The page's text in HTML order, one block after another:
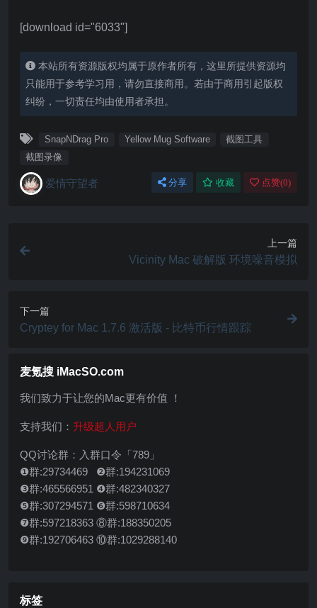
[download id="6033"]
本站所有资源版权均属于原作者所有，这里所提供资源均
只能用于参考学习用，请勿直接商用。若由于商用引起版权
纠纷，一切责任均由使用者承担。
SnapNDrag Pro Yellow Mug Software
截图工具
截图录像
爱情守望者 分享 收藏 点赞(0)
上一篇
Vicinity Mac 破解版 环境噪音模拟
下一篇
Cryptey for Mac 1.7.6 激活版 - 比特币行情跟踪
麦氪搜 iMacSO.com
我们致力于让您的Mac更有价值 ！
支持我们： 升级超人用户
QQ讨论群：入群口令「789」
❶群:29734469 ❷群:194231069
❸群:465566951 ❹群:482340327
❺群:307294571 ❻群:598710634
❼群:597218363 ⑧群:188350205
❾群:192706463 ⑩群:1029288140
标签